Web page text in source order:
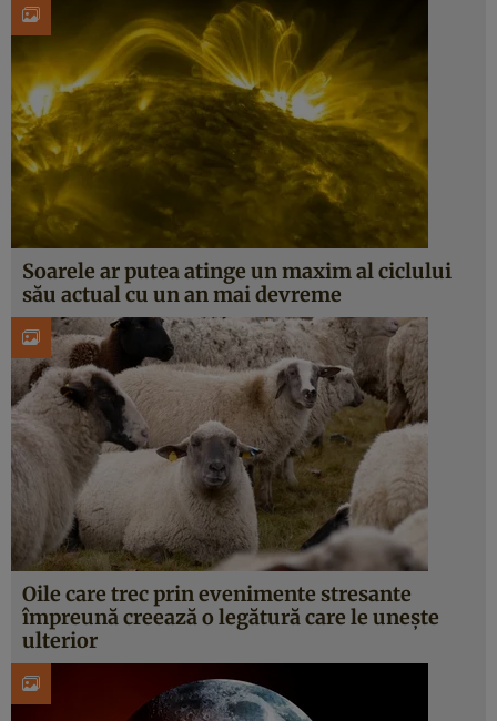
Soarele ar putea atinge un maxim al ciclului
său actual cu un an mai devreme
Oile care trec prin evenimente stresante
împreună creează o legătură care le unește
ulterior